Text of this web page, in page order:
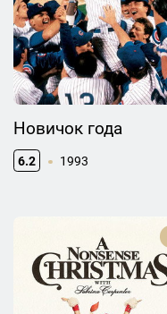
Новичок года
6.2 1993